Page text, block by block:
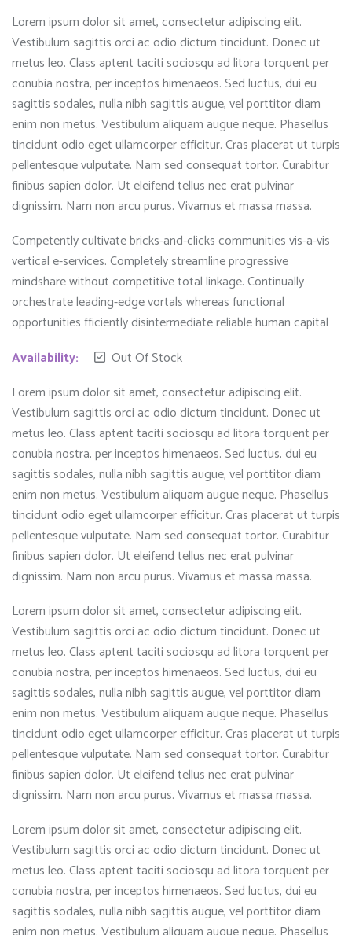
Lorem ipsum dolor sit amet, consectetur adipiscing elit.
Vestibulum sagittis orci ac odio dictum tincidunt. Donec ut
metus leo. Class aptent taciti sociosqu ad litora torquent per
conubia nostra, per inceptos himenaeos. Sed luctus, dui eu
sagittis sodales, nulla nibh sagittis augue, vel porttitor diam
enim non metus. Vestibulum aliquam augue neque. Phasellus
tincidunt odio eget ullamcorper efficitur. Cras placerat ut turpis
pellentesque vulputate. Nam sed consequat tortor. Curabitur
finibus sapien dolor. Ut eleifend tellus nec erat pulvinar
dignissim. Nam non arcu purus. Vivamus et massa massa.
Competently cultivate bricks-and-clicks communities vis-a-vis
vertical e-services. Completely streamline progressive
mindshare without competitive total linkage. Continually
orchestrate leading-edge vortals whereas functional
opportunities fficiently disintermediate reliable human capital
Availability:
Out Of Stock
Lorem ipsum dolor sit amet, consectetur adipiscing elit.
Vestibulum sagittis orci ac odio dictum tincidunt. Donec ut
metus leo. Class aptent taciti sociosqu ad litora torquent per
conubia nostra, per inceptos himenaeos. Sed luctus, dui eu
sagittis sodales, nulla nibh sagittis augue, vel porttitor diam
enim non metus. Vestibulum aliquam augue neque. Phasellus
tincidunt odio eget ullamcorper efficitur. Cras placerat ut turpis
pellentesque vulputate. Nam sed consequat tortor. Curabitur
finibus sapien dolor. Ut eleifend tellus nec erat pulvinar
dignissim. Nam non arcu purus. Vivamus et massa massa.
Lorem ipsum dolor sit amet, consectetur adipiscing elit.
Vestibulum sagittis orci ac odio dictum tincidunt. Donec ut
metus leo. Class aptent taciti sociosqu ad litora torquent per
conubia nostra, per inceptos himenaeos. Sed luctus, dui eu
sagittis sodales, nulla nibh sagittis augue, vel porttitor diam
enim non metus. Vestibulum aliquam augue neque. Phasellus
tincidunt odio eget ullamcorper efficitur. Cras placerat ut turpis
pellentesque vulputate. Nam sed consequat tortor. Curabitur
finibus sapien dolor. Ut eleifend tellus nec erat pulvinar
dignissim. Nam non arcu purus. Vivamus et massa massa.
Lorem ipsum dolor sit amet, consectetur adipiscing elit.
Vestibulum sagittis orci ac odio dictum tincidunt. Donec ut
metus leo. Class aptent taciti sociosqu ad litora torquent per
conubia nostra, per inceptos himenaeos. Sed luctus, dui eu
sagittis sodales, nulla nibh sagittis augue, vel porttitor diam